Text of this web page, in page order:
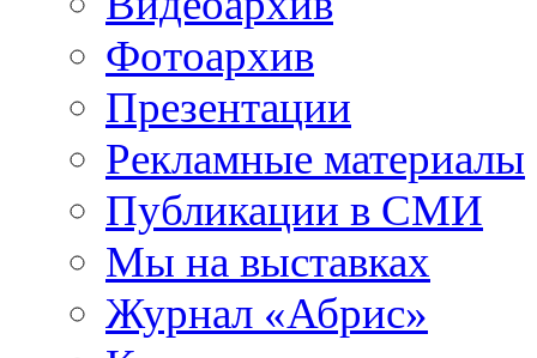
Фотоархив
Презентации
Рекламные материалы
Публикации в СМИ
Мы на выставках
Журнал «Абрис»